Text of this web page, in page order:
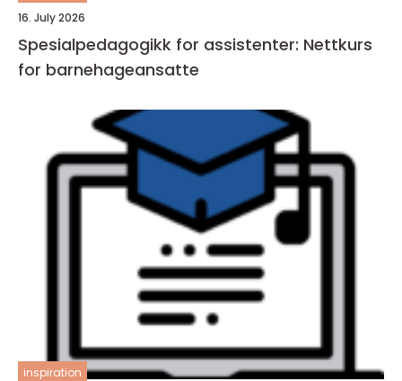
16. July 2026
Spesialpedagogikk for assistenter: Nettkurs
for barnehageansatte
inspiration